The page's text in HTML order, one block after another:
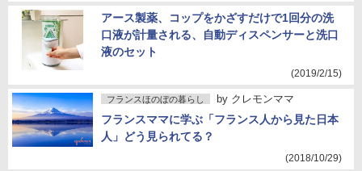
アース製薬、コップをかざすだけで1回分の洗
口液が計量される、自動ディスペンサーと洗口
液のセット
(2019/2/15)
フランスほのぼの暮らし by クレモンママ
フランスママに学ぶ「フランス人から見た日本
人」どう見られてる？
(2018/10/29)